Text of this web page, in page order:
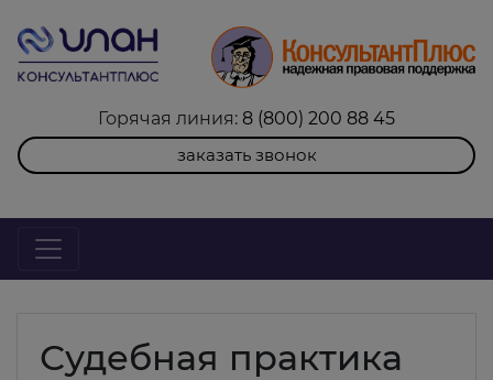
Горячая линия: 8 (800) 200 88 45
заказать звонок
Судебная практика